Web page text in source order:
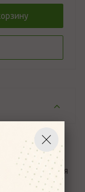
при
70%, соблюдая